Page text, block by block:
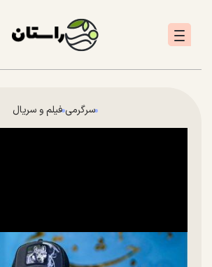
سرگرمی فیلم و سریال